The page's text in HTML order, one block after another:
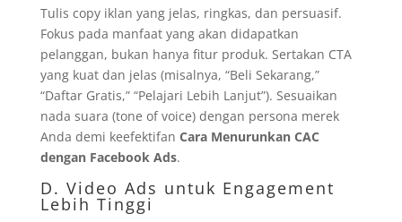
Tulis copy iklan yang jelas, ringkas, dan persuasif.
Fokus pada manfaat yang akan didapatkan
pelanggan, bukan hanya fitur produk. Sertakan CTA
yang kuat dan jelas (misalnya, “Beli Sekarang,”
“Daftar Gratis,” “Pelajari Lebih Lanjut”). Sesuaikan
nada suara (tone of voice) dengan persona merek
Anda demi keefektifan Cara Menurunkan CAC
dengan Facebook Ads.
D. Video Ads untuk Engagement
Lebih Tinggi